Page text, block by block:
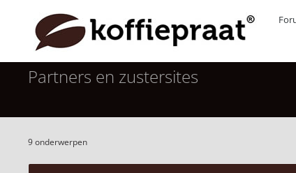
Partners en zustersites
9 onderwerpen